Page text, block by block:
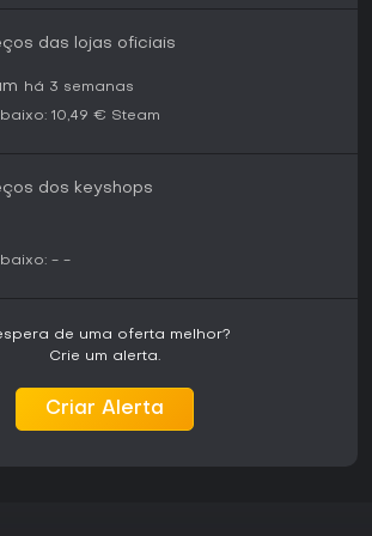
das lojas oficiais
há 3 semanas
10,49 € Steam
dos keyshops
- -
de uma oferta melhor?
Crie um alerta.
Criar Alerta